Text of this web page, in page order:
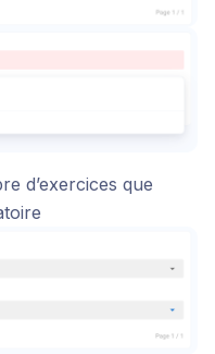
d’exercices que